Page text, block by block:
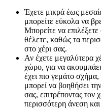
Έχετε μικρά έως
μπορείτε εύκολα να
Μπορείτε να
θέλετε, καθώς τα
στο χέρι σας.
Αν έχετε μεγαλύτερα
χώρο, για να
έχει πιο γεμάτο
μπορεί να βοηθήσει
σας, επιτρέποντας τον
περισσότερη άνεση